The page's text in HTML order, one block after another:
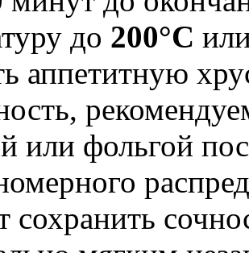
до 200°C
аппетитную
или фольгой
сохранить